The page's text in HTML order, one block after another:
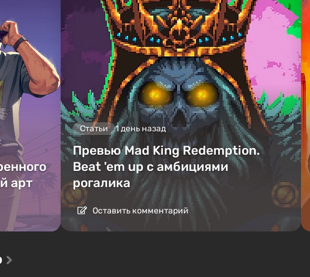
арт
Статьи 1 день назад
Превью Mad King Redemption.
Beat 'em up с амбициями
рогалика
Оставить комментарий